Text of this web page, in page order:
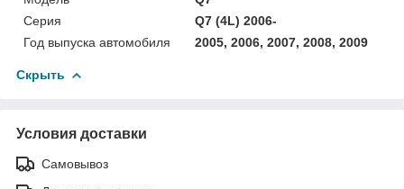
Серия
Q7 (4L) 2006-
Год выпуска автомобиля
2005, 2006, 2007, 2008, 2009
Скрыть
Условия доставки
Самовывоз